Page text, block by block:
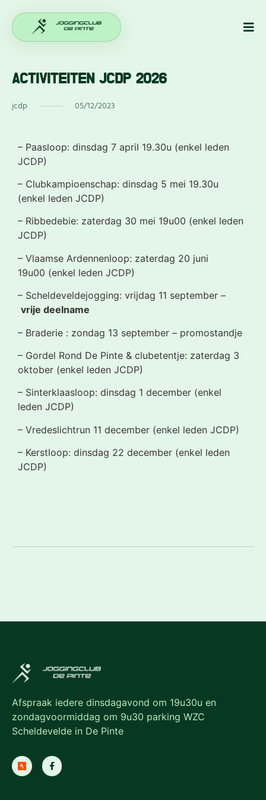
ACTIVITEITEN JCDP 2026
jcdp 05/12/2023
– Paasloop: dinsdag 7 april 19.30u (enkel leden
JCDP)
– Clubkampioenschap: dinsdag 5 mei 19.30u
(enkel leden JCDP)
– Ribbedebie: zaterdag 30 mei 19u00 (enkel leden
JCDP)
– Vlaamse Ardennenloop: zaterdag 20 juni
19u00 (enkel leden JCDP)
– Scheldeveldejogging: vrijdag 11 september –
vrije deelname
– Braderie : zondag 13 september – promostandje
– Gordel Rond De Pinte & clubetentje: zaterdag 3
oktober (enkel leden JCDP)
– Sinterklaasloop: dinsdag 1 december (enkel
leden JCDP)
– Vredeslichtrun 11 december (enkel leden JCDP)
– Kerstloop: dinsdag 22 december (enkel leden
JCDP)
Afspraak iedere dinsdagavond om 19u30u en
zondagvoormiddag om 9u30 parking WZC
Scheldevelde in De Pinte